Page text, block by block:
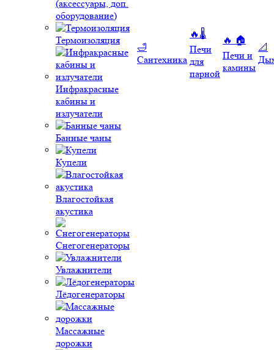
(аксессуары, доп.
оборудование)
Термоизоляция
Инфракрасные
кабины и
излучатели
Банные чаны
Купели
Влагостойкая
акустика
Снегогенераторы
Увлажнители
Лёдогенераторы
Массажные
дорожки
🛁
Сантехника
🔥🌡️
Печи
для
парной
🔥 🏠
Печи и
камины
📐